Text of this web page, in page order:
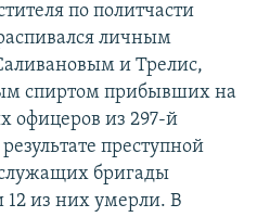
по политчасти
личным
и Трелис,
спиртом прибывших на
офицеров из 297-й
преступной
бригады
12 из них умерли. В